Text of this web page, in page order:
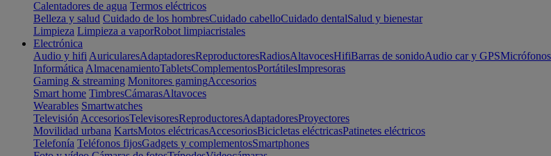
Calentadores de agua Termos eléctricos
Belleza y salud Cuidado de los hombresCuidado cabelloCuidado dentalSalud y bienestar
Limpieza Limpieza a vaporRobot limpiacristales
Electrónica
Audio y hifi AuricularesAdaptadoresReproductoresRadiosAltavocesHifiBarras de sonidoAudio car y GPSMicrófonos
Informática AlmacenamientoTabletsComplementosPortátilesImpresoras
Gaming & streaming Monitores gamingAccesorios
Smart home TimbresCámarasAltavoces
Wearables Smartwatches
Televisión AccesoriosTelevisoresReproductoresAdaptadoresProyectores
Movilidad urbana KartsMotos eléctricasAccesoriosBicicletas eléctricasPatinetes eléctricos
Telefonía Teléfonos fijosGadgets y complementosSmartphones